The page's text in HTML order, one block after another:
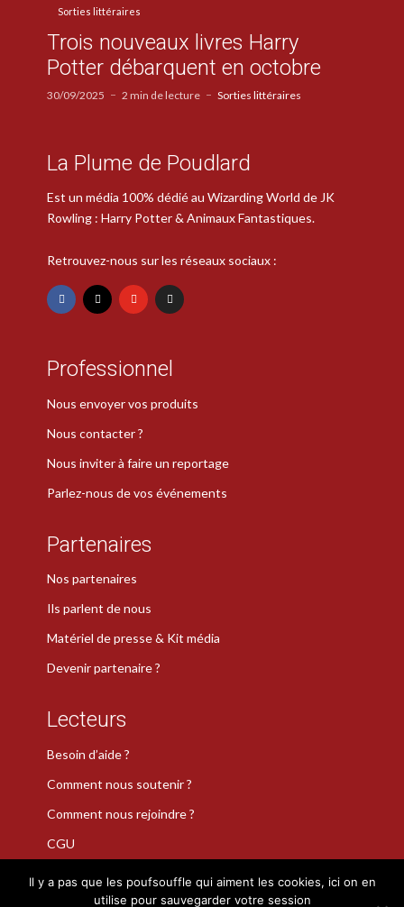
Sorties littéraires
Trois nouveaux livres Harry
Potter débarquent en octobre
30/09/2025 2 min de lecture Sorties littéraires
La Plume de Poudlard
Est un média 100% dédié au Wizarding World de JK
Rowling : Harry Potter & Animaux Fantastiques.
Retrouvez-nous sur les réseaux sociaux :
Professionnel
Nous envoyer vos produits
Nous contacter ?
Nous inviter à faire un reportage
Parlez-nous de vos événements
Partenaires
Nos partenaires
Ils parlent de nous
Matériel de presse & Kit média
Devenir partenaire ?
Lecteurs
Besoin d’aide ?
Comment nous soutenir ?
Comment nous rejoindre ?
CGU
Il y a pas que les poufsouffle qui aiment les cookies, ici on en
utilise pour sauvegarder votre session